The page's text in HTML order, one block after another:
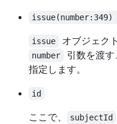
issue オブジェク
number
引数を渡
指定します。
id
ここで、 subjectId